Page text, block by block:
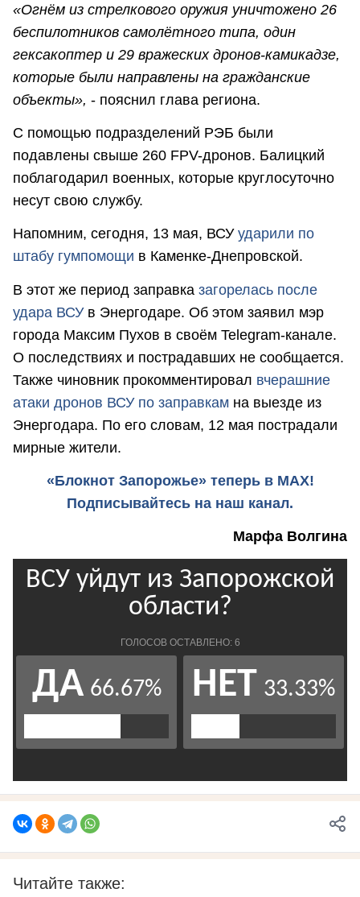
«Огнём из стрелкового оружия уничтожено 26
беспилотников самолётного типа, один
гексакоптер и 29 вражеских дронов-камикадзе,
которые были направлены на гражданские
объекты», - пояснил глава региона.
С помощью подразделений РЭБ были
подавлены свыше 260 FPV-дронов. Балицкий
поблагодарил военных, которые круглосуточно
несут свою службу.
Напомним, сегодня, 13 мая, ВСУ ударили по
штабу гумпомощи в Каменке-Днепровской.
В этот же период заправка загорелась после
удара ВСУв Энергодаре. Об этом заявил мэр
города Максим Пухов в своём Telegram-канале.
О последствиях и пострадавших не сообщается.
Также чиновник прокомментировал вчерашние
атаки дронов ВСУ по заправкам на выезде из
Энергодара. По его словам, 12 мая пострадали
мирные жители.
«Блокнот Запорожье» теперь в MAX!
Подписывайтесь на наш канал.
Марфа Волгина
Читайте также: